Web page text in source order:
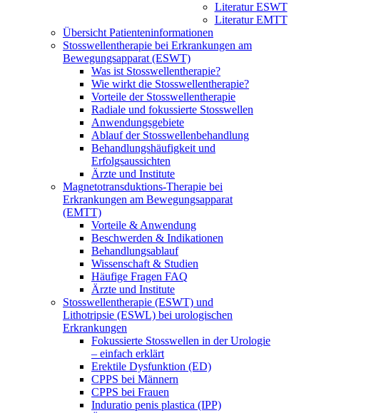
Literatur ESWT
Literatur EMTT
Übersicht Patienteninformationen
Stosswellentherapie bei Erkrankungen am
Bewegungsapparat (ESWT)
Was ist Stosswellentherapie?
Wie wirkt die Stosswellentherapie?
Vorteile der Stosswellentherapie
Radiale und fokussierte Stosswellen
Anwendungsgebiete
Ablauf der Stosswellenbehandlung
Behandlungshäufigkeit und
Erfolgsaussichten
Ärzte und Institute
Magnetotransduktions-Therapie bei
Erkrankungen am Bewegungsapparat
(EMTT)
Vorteile & Anwendung
Beschwerden & Indikationen
Behandlungsablauf
Wissenschaft & Studien
Häufige Fragen FAQ
Ärzte und Institute
Stosswellentherapie (ESWT) und
Lithotripsie (ESWL) bei urologischen
Erkrankungen
Fokussierte Stosswellen in der Urologie
– einfach erklärt
Erektile Dysfunktion (ED)
CPPS bei Männern
CPPS bei Frauen
Induratio penis plastica (IPP)